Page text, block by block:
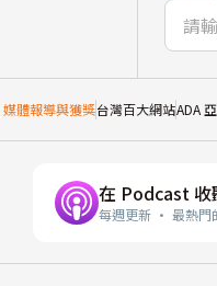
媒體報導與獲獎台灣百大網站ADA
在 Podcast 收
每週更新 · 最熱門